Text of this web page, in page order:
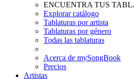
ENCUENTRA TUS
Explorar catálogo
Tablaturas por artista
Tablaturas por género
Todas las tablaturas
Acerca de mySongBook
Precios
Artistas